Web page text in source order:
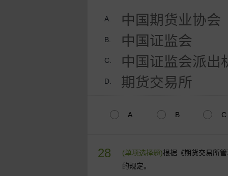
A. 中国期货业协会
B. 中国证监会
C. 中国证监会派出
D. 期货交易所
A B C
28 (单项选择题)根据《期货交易所
的规定。